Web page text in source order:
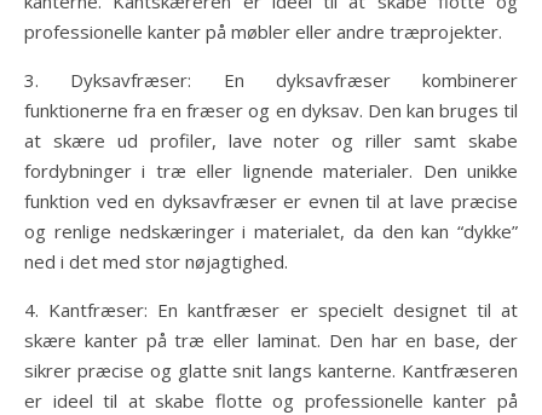
professionelle kanter på møbler eller andre træprojekter.
3. Dyksavfræser: En dyksavfræser kombinerer
funktionerne fra en fræser og en dyksav. Den kan bruges til
at skære ud profiler, lave noter og riller samt skabe
fordybninger i træ eller lignende materialer. Den unikke
funktion ved en dyksavfræser er evnen til at lave præcise
og renlige nedskæringer i materialet, da den kan “dykke”
ned i det med stor nøjagtighed.
4. Kantfræser: En kantfræser er specielt designet til at
skære kanter på træ eller laminat. Den har en base, der
sikrer præcise og glatte snit langs kanterne. Kantfræseren
er ideel til at skabe flotte og professionelle kanter på